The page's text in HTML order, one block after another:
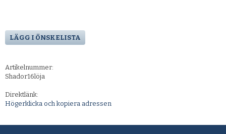
LÄGG I ÖNSKELISTA
Artikelnummer:
Shador16löja
Direktlänk:
Högerklicka och kopiera adressen